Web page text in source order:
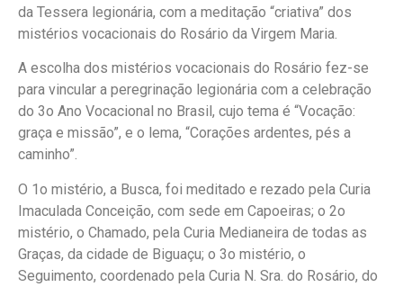
da Tessera legionária, com a meditação “criativa” dos
mistérios vocacionais do Rosário da Virgem Maria.
A escolha dos mistérios vocacionais do Rosário fez-se
para vincular a peregrinação legionária com a celebração
do 3o Ano Vocacional no Brasil, cujo tema é “Vocação:
graça e missão”, e o lema, “Corações ardentes, pés a
caminho”.
O 1o mistério, a Busca, foi meditado e rezado pela Curia
Imaculada Conceição, com sede em Capoeiras; o 2o
mistério, o Chamado, pela Curia Medianeira de todas as
Graças, da cidade de Biguaçu; o 3o mistério, o
Seguimento, coordenado pela Curia N. Sra. do Rosário, do